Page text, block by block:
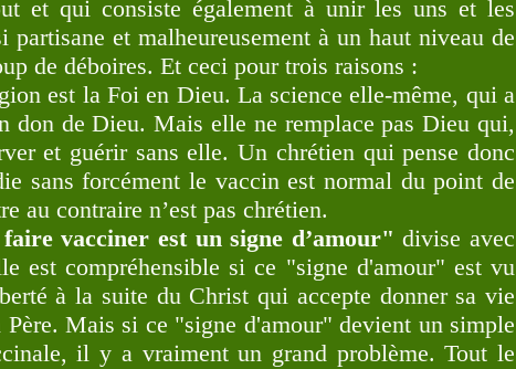
et qui consiste également à unir les uns et les
partisane et malheureusement à un haut niveau de
de déboires. Et ceci pour trois raisons :
est la Foi en Dieu. La science elle-même, qui a
don de Dieu. Mais elle ne remplace pas Dieu qui,
et guérir sans elle. Un chrétien qui pense donc
sans forcément le vaccin est normal du point de
au contraire n’est pas chrétien.
faire vacciner est un signe d’amour" divise avec
est compréhensible si ce "signe d'amour" est vu
à la suite du Christ qui accepte donner sa vie
Père. Mais si ce "signe d'amour" devient un simple
il y a vraiment un grand problème. Tout le